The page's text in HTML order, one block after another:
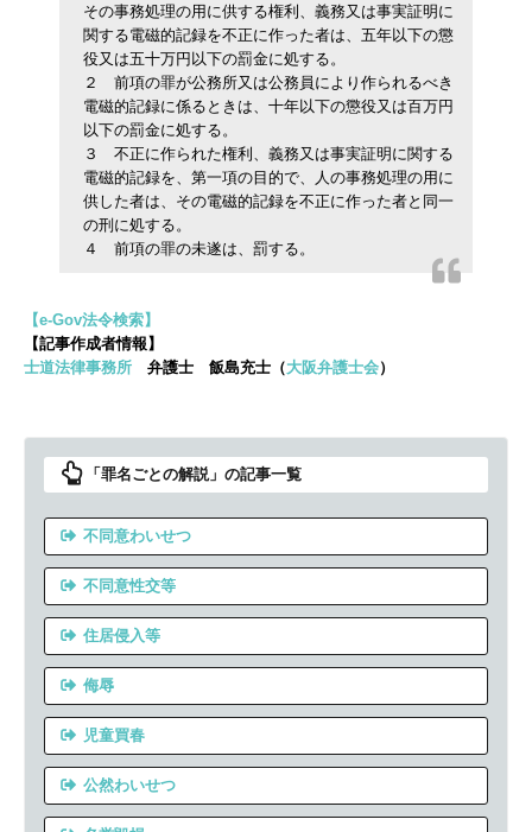
その事務処理の用に供する権利、義務又は事実証明に
関する電磁的記録を不正に作った者は、五年以下の懲
役又は五十万円以下の罰金に処する。
２
前項の罪が公務所又は公務員により作られるべき
電磁的記録に係るときは、十年以下の懲役又は百万円
以下の罰金に処する。
３
不正に作られた権利、義務又は事実証明に関する
電磁的記録を、第一項の目的で、人の事務処理の用に
供した者は、その電磁的記録を不正に作った者と同一
の刑に処する。
４
前項の罪の未遂は、罰する。
【e-Gov法令検索】
【記事作成者情報】
士道法律事務所 弁護士 飯島充士（大阪弁護士会）
「罪名ごとの解説」の記事一覧
不同意わいせつ
不同意性交等
住居侵入等
侮辱
児童買春
公然わいせつ